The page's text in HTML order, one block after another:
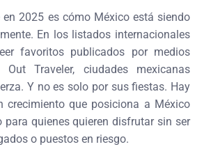
en 2025 es cómo México está siendo
En los listados internacionales
favoritos publicados por medios
Traveler, ciudades mexicanas
Y no es solo por sus fiestas. Hay
crecimiento que posiciona a México
quienes quieren disfrutar sin ser
o puestos en riesgo.